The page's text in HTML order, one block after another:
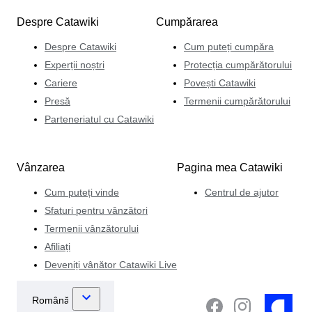
Catawiki, împărtășindu-și entuziasmul și cunoștințele cu
vânzătorii și cumpărătorii de pe platformă care-i
împărtășesc viziunea.
Despre Catawiki
Despre Catawiki
Experții noștri
Cariere
Presă
Parteneriatul cu Catawiki
Cumpărarea
Cum puteți cumpăra
Protecția cumpărătorului
Povești Catawiki
Termenii cumpărătorului
Vânzarea
Cum puteți vinde
Sfaturi pentru vânzători
Termenii vânzătorului
Afiliați
Deveniți vânător Catawiki Live
Pagina mea Catawiki
Centrul de ajutor